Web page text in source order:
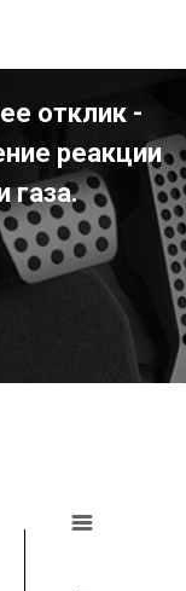
отклик -
реакции
газа.